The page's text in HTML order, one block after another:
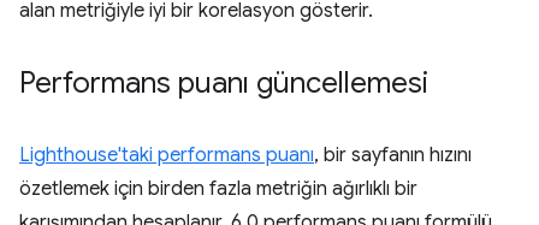
alan metriğiyle iyi bir korelasyon gösterir.
Performans puanı güncellemesi
Lighthouse'taki performans puanı, bir sayfanın hızını
özetlemek için birden fazla metriğin ağırlıklı bir